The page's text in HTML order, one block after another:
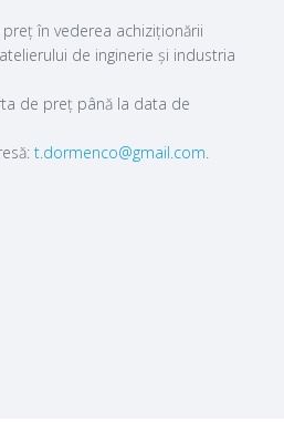
în vederea achiziționării
de inginerie și industria
de preț până la data de
t.dormenco@gmail.com.